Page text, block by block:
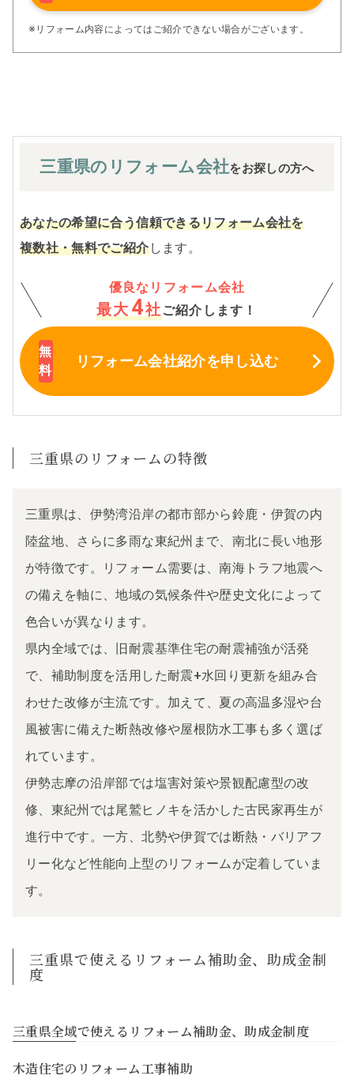
アフターサービス体制で工事後も安心です。
ぜひ、あなたの大切なお住まいの再生を私たちにお任せく
※リフォーム内容によってはご紹介できない場合がございます。
三重県の リフォーム会社をお探しの方へ
あなたの希望に合う信頼できるリフォーム会社を
複数社・無料でご紹介します。
優良なリフォーム会社
最大 4社 ご紹介します！
リフォーム会社紹介を申し込む
三重県のリフォームの特徴
三重県は、伊勢湾沿岸の都市部から鈴鹿・伊賀の内
陸盆地、さらに多雨な東紀州まで、南北に長い地形
が特徴です。リフォーム需要は、南海トラフ地震へ
の備えを軸に、地域の気候条件や歴史文化によって
色合いが異なります。
県内全域では、旧耐震基準住宅の耐震補強が活発
で、補助制度を活用した耐震+水回り更新を組み合
わせた改修が主流です。加えて、夏の高温多湿や台
風被害に備えた断熱改修や屋根防水工事も多く選ば
れています。
伊勢志摩の沿岸部では塩害対策や景観配慮型の改
修、東紀州では尾鷲ヒノキを活かした古民家再生が
進行中です。一方、北勢や伊賀では断熱・バリアフ
リー化など性能向上型のリフォームが定着していま
す。
三重県で使えるリフォーム補助金、助成金制
度
三重県全域で使えるリフォーム補助金、助成金制度
木造住宅のリフォーム工事補助